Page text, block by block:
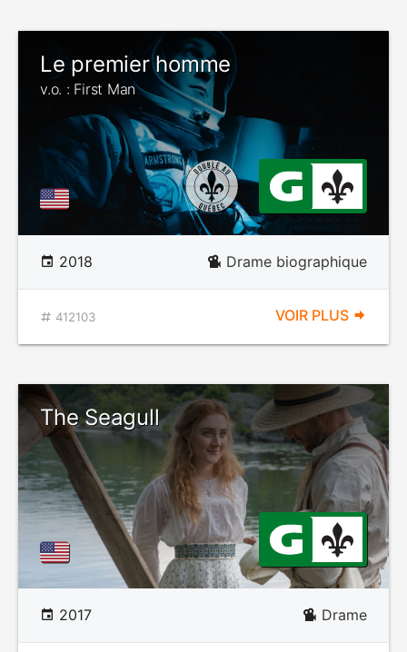
Le premier homme
v.o. : First Man
2018 Drame biographique
412103 VOIR PLUS
The Seagull
2017 Drame